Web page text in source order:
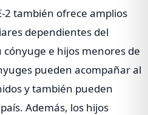
2 también ofrece amplios
dependientes del
e hijos menores de
pueden acompañar al
y también pueden
Además, los hijos